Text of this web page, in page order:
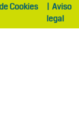
Cookies | Aviso
legal